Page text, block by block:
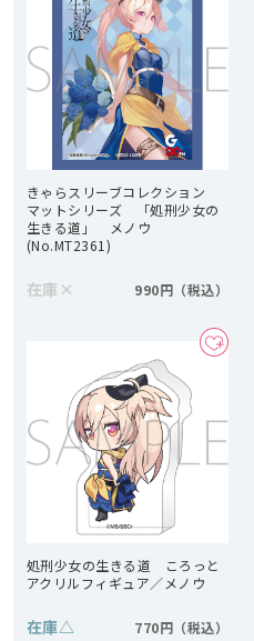
きゃらスリーブコレクション
マットシリーズ 「処刑少女の
生きる道」 メノウ
(No.MT2361)
在庫 × 990円
処刑少女の生きる道 ころっと
アクリルフィギュア／メノウ
在庫△ 770円